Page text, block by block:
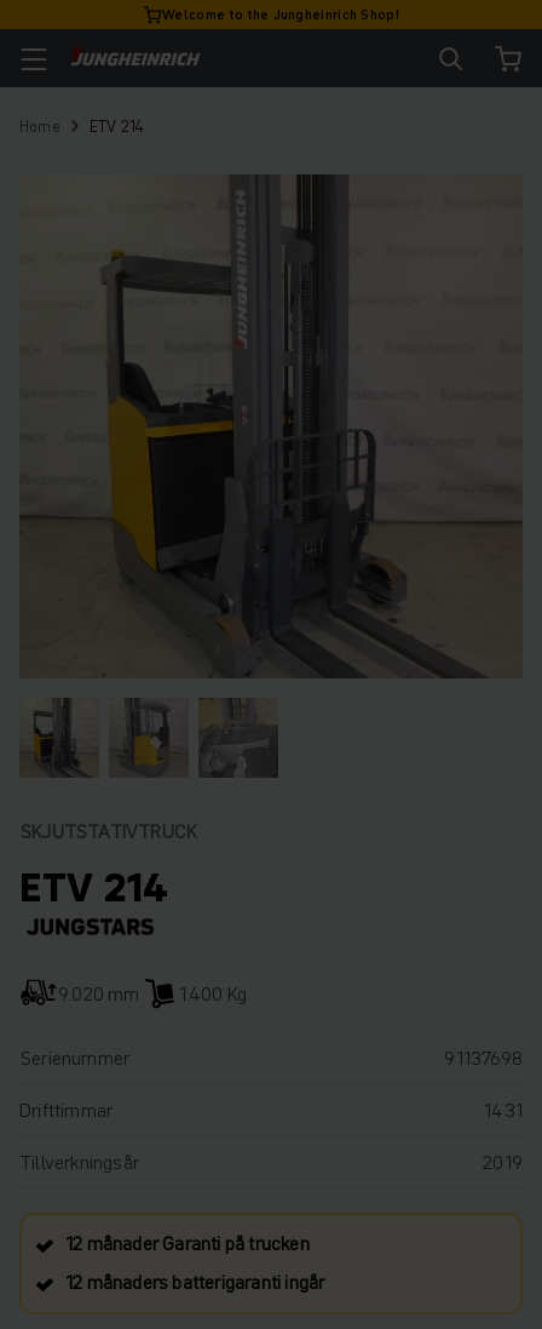
Welcome to the Jungheinrich Shop!
Home ETV 214
SKJUTSTATIVTRUCK
ETV 214
9.020 mm 1.400 Kg
Serienummer
91137698
Drifttimmar
1431
Tillverkningsår
2019
12 månader Garanti på trucken
12 månaders batterigaranti ingår